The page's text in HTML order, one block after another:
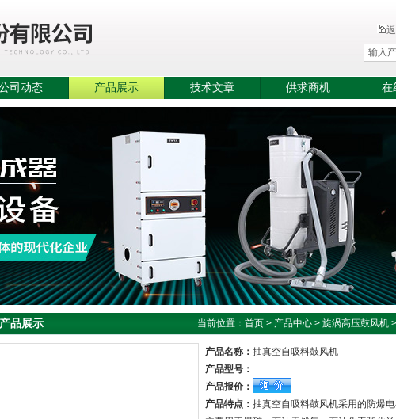
司动态 产品展示 技术文章 供求商机 在
产品展示 当前位置： 首页 > 产品中心 > 旋涡高压鼓风机 >
产品名称： 抽真空自吸料鼓风机
产品型号：
产品报价：
产品特点： 抽真空自吸料鼓风机采用的防爆